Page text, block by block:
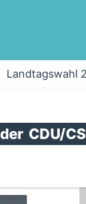
Landtagswahl
der CDU/